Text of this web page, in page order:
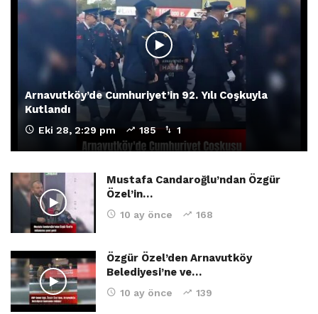
Arnavutköy’de Cumhuriyet’in 92. Yılı Coşkuyla
Kutlandı
Eki 28, 2:29 pm 185 1
Mustafa Candaroğlu’ndan Özgür
Özel’in…
10 ay önce 168
Özgür Özel’den Arnavutköy
Belediyesi’ne ve…
10 ay önce 139